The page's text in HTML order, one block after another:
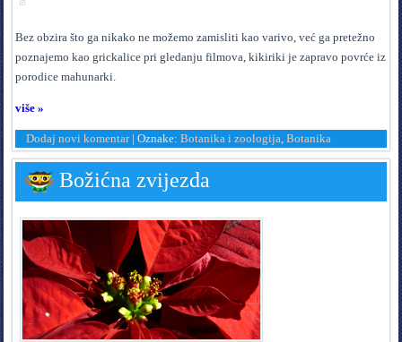
Bez obzira što ga nikako ne možemo zamisliti kao varivo, već ga pretežno
poznajemo kao grickalice pri gledanju filmova, kikiriki je zapravo povrće iz
porodice mahunarki.
više »
Dodaj novi komentar|Oznake:Botanika i zoologija ,Botanika
Božićna zvijezda